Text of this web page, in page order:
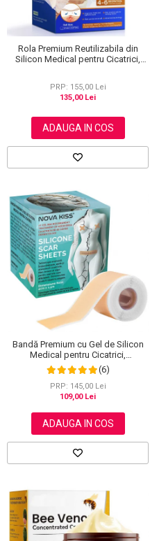
Rola Premium Reutilizabila din
Silicon Medical pentru Cicatrici,
PRP: 155,00 Lei
135,00 Lei
ADAUGA IN COS
Bandă Premium cu Gel de Silicon
Medical pentru Cicatrici,
Reutilizabilă, NOVA KISS®, 4 cm x
1.5 m
(6)
PRP: 145,00 Lei
109,00 Lei
ADAUGA IN COS